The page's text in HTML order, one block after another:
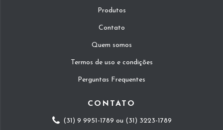
Produtos
Contato
Quem somos
Termos de uso e condições
Perguntas Frequentes
CONTATO
(31) 9 9951-1789 ou (31) 3223-1789